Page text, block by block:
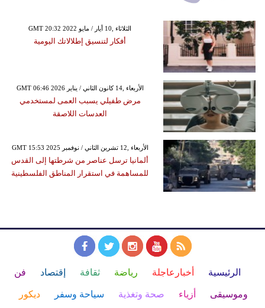
GMT 20:32 2022 الثلاثاء ,10 أيار / مايو
أفكار لتنسيق إطلالاتك اليومية
GMT 06:46 2026 الأربعاء ,14 كانون الثاني / يناير
مرض طفيلي يسبب العمى لمستخدمي
العدسات اللاصقة
GMT 15:53 2025 الأربعاء ,12 تشرين الثاني / نوفمبر
ألمانيا ترسل عناصر من شرطتها إلى القدس
للمساهمة في استقرار المناطق الفلسطينية
الرئيسية أخبارعاجلة رياضة ثقافة إقتصاد فن
وموسيقى أزياء صحة وتغذية سياحة وسفر ديكور